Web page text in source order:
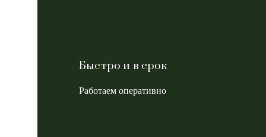
Быстро и в срок
Работаем оперативно